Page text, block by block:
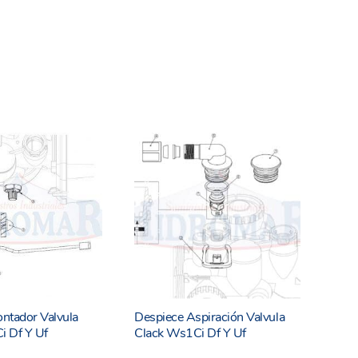
Valvula
Df Y Uf
Despiece Aspiración Valvula
Clack Ws1Ci Df Y Uf